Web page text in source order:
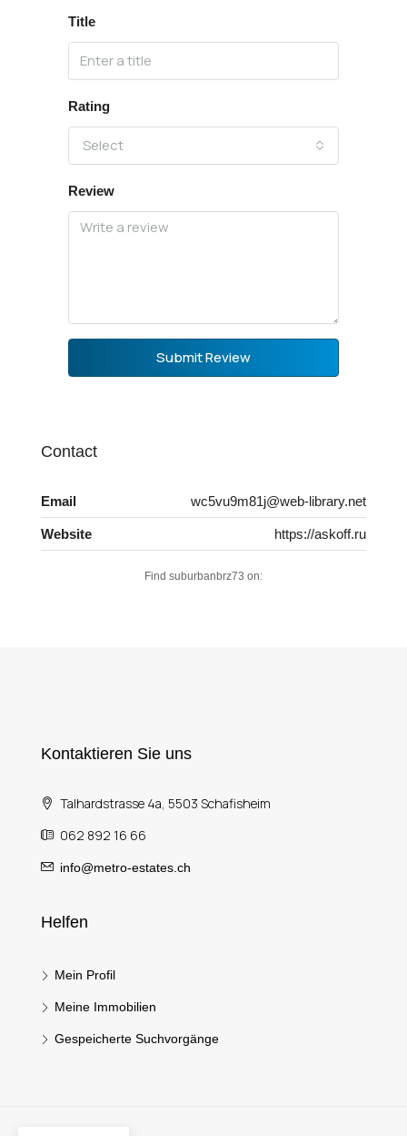
Title
Rating
Select
Review
Submit Review
Contact
Email wc5vu9m81j@web-library.net
Website https://askoff.ru
Find suburbanbrz73 on:
Kontaktieren Sie uns
Talhardstrasse 4a, 5503 Schafisheim
062 892 16 66
info@metro-estates.ch
Helfen
Mein Profil
Meine Immobilien
Gespeicherte Suchvorgänge